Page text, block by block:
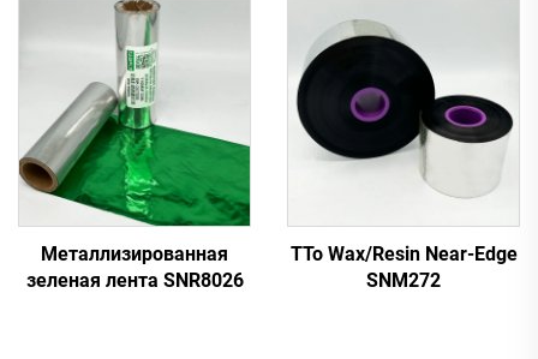
Металлизированная
зеленая лента SNR8026
TTo Wax/Resin Near-Edge
SNM272